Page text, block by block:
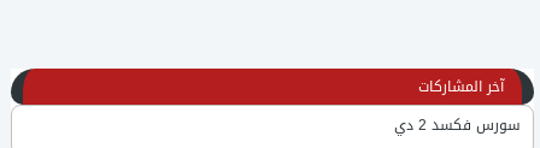
آخر المشاركات
سورس فكسد 2 دي